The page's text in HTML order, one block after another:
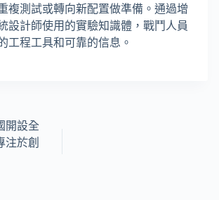
複測試或轉向新配置做準備。通過增
設計師使用的實驗知識體，戰鬥人員
工程工具和可靠的信息。
開設全
注於創